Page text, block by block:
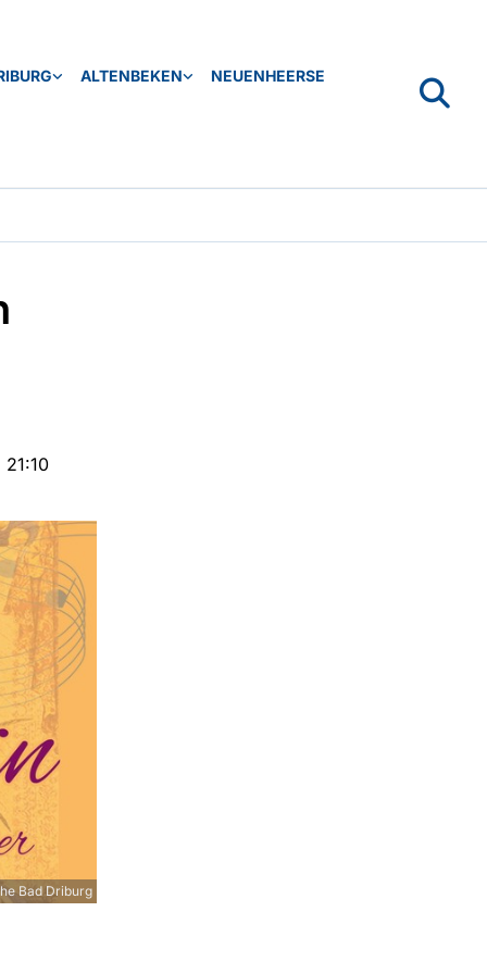
ALTENBEKEN NEUENHEERSE
Bad Driburg